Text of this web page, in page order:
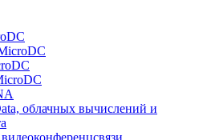
облачных вычислений и